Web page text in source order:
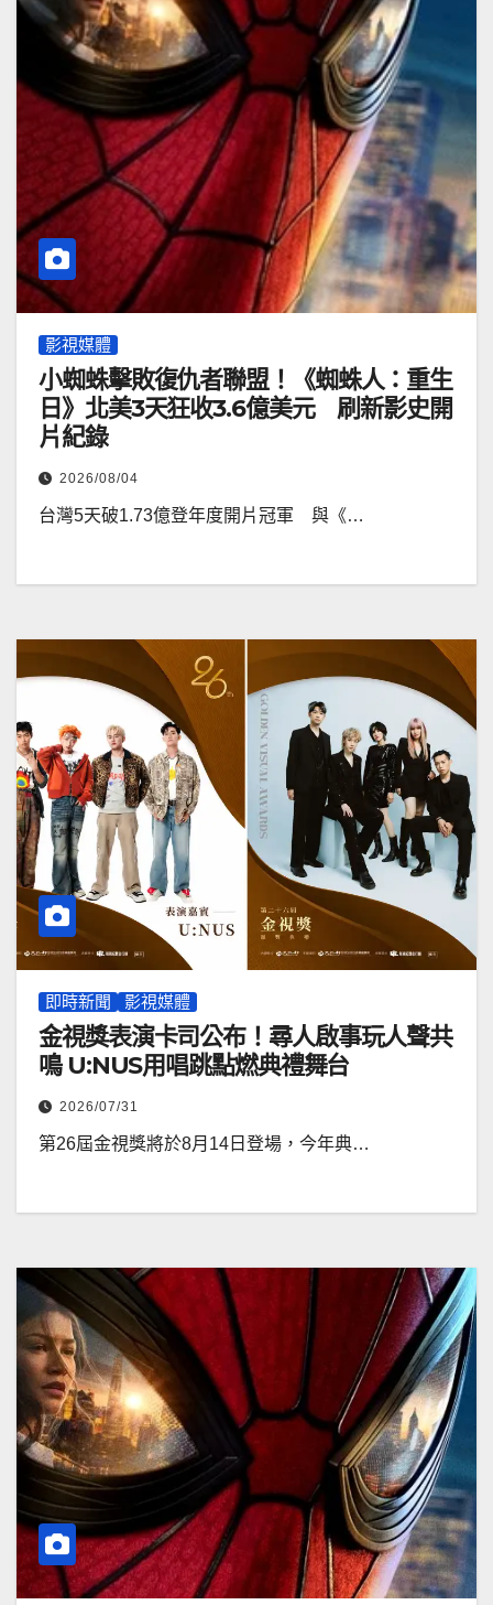
影視媒體
小蜘蛛擊敗復仇者聯盟！《蜘蛛人：重生
日》北美3天狂收3.6億美元 刷新影史開
片紀錄
2026/08/04
台灣5天破1.73億登年度開片冠軍 與《…
即時新聞 影視媒體
金視獎表演卡司公布！尋人啟事玩人聲共
鳴 U:NUS用唱跳點燃典禮舞台
2026/07/31
第26屆金視獎將於8月14日登場，今年典…